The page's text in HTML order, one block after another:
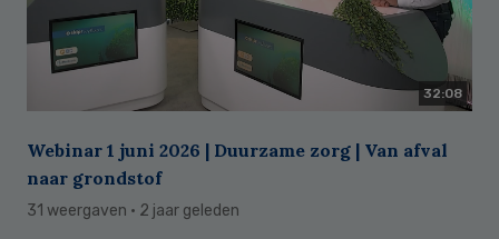
32:08
Webinar 1 juni 2026 | Duurzame zorg | Van afval
naar grondstof
31 weergaven · 2 jaar geleden